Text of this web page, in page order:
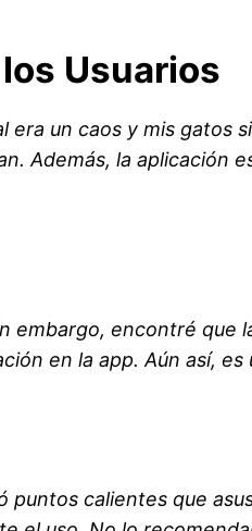
Usuarios
era un caos y mis gatos
Además, la aplicación
embargo, encontré que
en la app. Aún así,
calientes que